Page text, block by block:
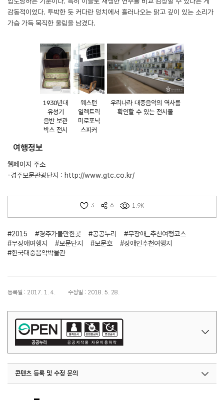
감동적이었다. 투박한 듯 커다란 덩치에서 흘러나오는 맑고 깊이 있는 소리가
가슴 가득 묵직한 울림을 남겼다.
1930년대
유성기
음반 보관
박스 전시
웨스턴
일렉트릭
미로포닉
스피커
우리나라 대중음악의 역사를
확인할 수 있는 전시물
여행정보
웹페이지 주소
-경주보문관광단지 : http://www.gtc.co.kr/
3 6 1.9K
#2015 #경주가볼만한곳 #공공누리
#무장애_추천여행코스
#무장애여행지
#보문단지 #보문호
#장애인추천여행지
#한국대중음악박물관
등록일 : 2017. 1. 4. 수정일 : 2018. 5. 28.
콘텐츠 등록 및 수정 문의